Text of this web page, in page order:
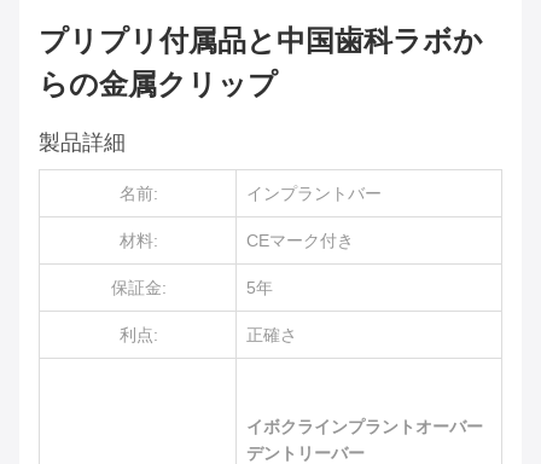
プリプリ付属品と中国歯科ラボか
らの金属クリップ
製品詳細
名前: インプラントバー
材料: CEマーク付き
保証金: 5年
利点: 正確さ
イボクラインプラントオーバー
デントリーバー